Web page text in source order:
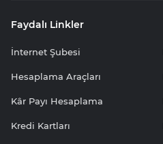
Faydalı Linkler
İnternet Şubesi
Hesaplama Araçları
Kâr Payı Hesaplama
Kredi Kartları